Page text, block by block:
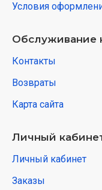
Условия
Обслуживание
Контакты
Возвраты
Карта сайта
Личный
Личный кабинет
Заказы